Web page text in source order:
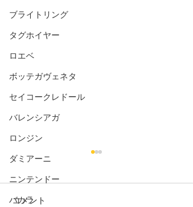
ブライトリング
タグホイヤー
ロエベ
ボッテガヴェネタ
セイコークレドール
バレンシアガ
ロンジン
ダミアーニ
ニンテンドー
バカラ
コメント